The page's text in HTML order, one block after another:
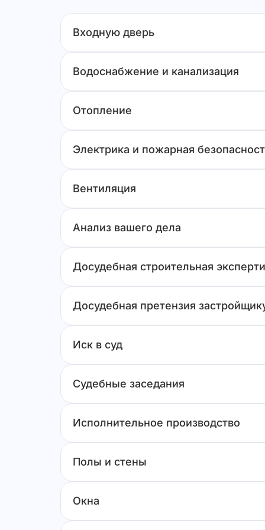
Входную дверь
Водоснабжение и канализация
Отопление
Электрика и пожарная
Вентиляция
Анализ вашего дела
Досудебная строительная
Досудебная претензия
Иск в суд
Судебные заседания
Исполнительное производство
Полы и стены
Окна